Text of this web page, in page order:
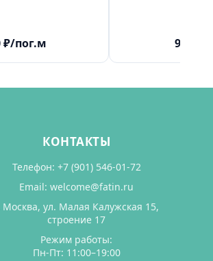
₽/пог.м 930
КОНТАКТЫ
Телефон: +7 (901) 546-01-72
Email:welcome@fatin.ru
Москва, ул. Малая Калужская 15,
строение 17
Режим работы:
Пн-Пт: 11:00–19:00